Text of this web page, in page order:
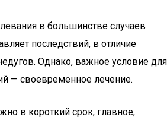
в большинстве случаев
последствий, в отличие
Однако, важное условие для
— своевременное лечение.
в короткий срок, главное,